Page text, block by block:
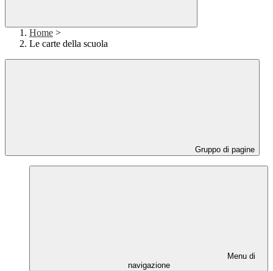
Home >
Le carte della scuola
Gruppo di pagine
Menu di
navigazione